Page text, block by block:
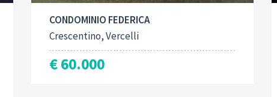
CONDOMINIO FEDERICA
Crescentino, Vercelli
€ 60.000